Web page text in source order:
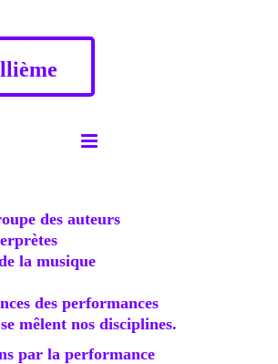
des auteurs
la musique
des performances
mêlent nos disciplines.
par la performance